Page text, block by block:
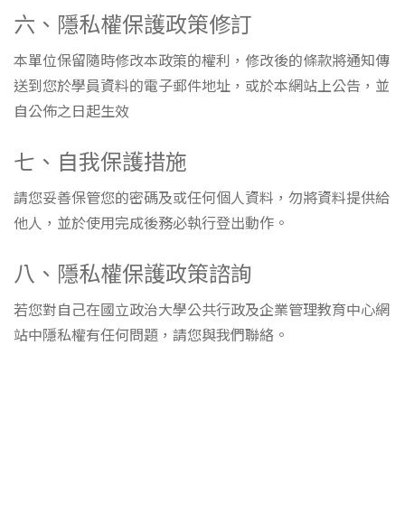
六、隱私權保護政策修訂
本單位保留隨時修改本政策的權利，修改後的條款將通知傳
送到您於學員資料的電子郵件地址，或於本網站上公告，並
自公佈之日起生效
七、自我保護措施
請您妥善保管您的密碼及或任何個人資料，勿將資料提供給
他人，並於使用完成後務必執行登出動作。
八、隱私權保護政策諮詢
若您對自己在國立政治大學公共行政及企業管理教育中心網
站中隱私權有任何問題，請您與我們聯絡。